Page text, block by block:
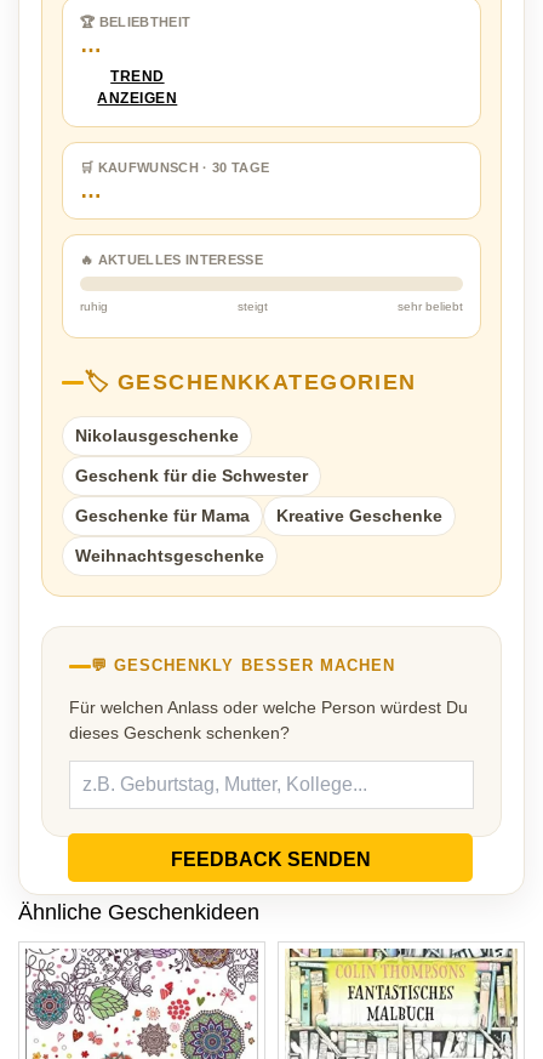
🏆 BELIEBTHEIT
…
TREND
ANZEIGEN
🛒 KAUFWUNSCH · 30 TAGE
…
🔥 AKTUELLES INTERESSE
ruhig steigt sehr beliebt
🏷️ GESCHENKKATEGORIEN
Nikolausgeschenke
Geschenk für die Schwester
Geschenke für Mama Kreative Geschenke
Weihnachtsgeschenke
💬 GESCHENKLY BESSER MACHEN
Für welchen Anlass oder welche Person würdest Du
dieses Geschenk schenken?
FEEDBACK SENDEN
Ähnliche Geschenkideen